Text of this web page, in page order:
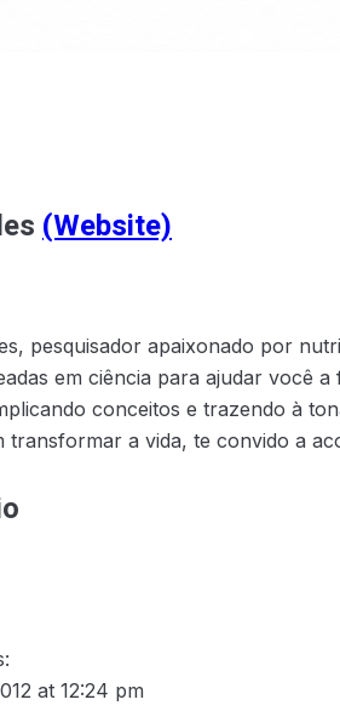
(Website)
pesquisador apaixonado por
em ciência para ajudar você
conceitos e trazendo à
transformar a vida, te convido a
at 12:24 pm